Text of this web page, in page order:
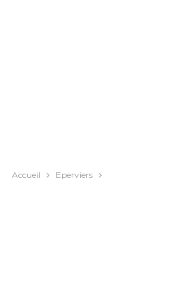
Accueil Eperviers